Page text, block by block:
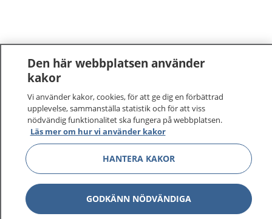
På 1177.se får du råd om hälsa och information om
sjukdomar och vilka mottagningar du kan kontakta.
Logga in för att läsa din journal och göra dina
vårdärenden. Ring telefonnummer 1177 för
sjukvårdsrådgivning dygnet runt.
1177 ger dig råd när du vill må bättre.
Den här webbplatsen använder
kakor
Vi använder kakor, cookies, för att ge dig en förbättrad
upplevelse, sammanställa statistik och för att viss
nödvändig funktionalitet ska fungera på webbplatsen.
Läs mer om hur vi använder kakor
HANTERA KAKOR
GODKÄNN NÖDVÄNDIGA